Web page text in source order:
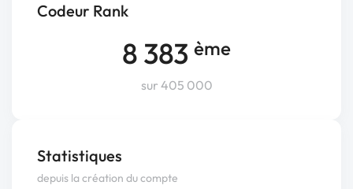
Codeur Rank
8 383 ème
sur 405 000
Statistiques
depuis la création du compte